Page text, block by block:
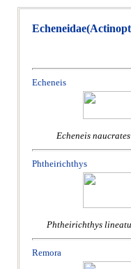
Echeneis
Echeneis
Phtheirichthys
Phtheirichthys
Remora